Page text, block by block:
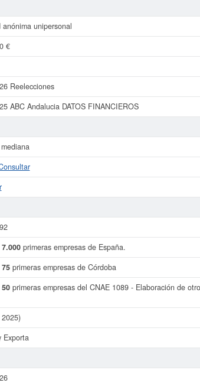
anónima unipersonal
€
Reelecciones
ABC Andalucia DATOS FINANCIEROS
7.000primeras empresas de España.
75primeras empresas de Córdoba
50primeras empresas del CNAE 1089 - Elaboración de
Exporta